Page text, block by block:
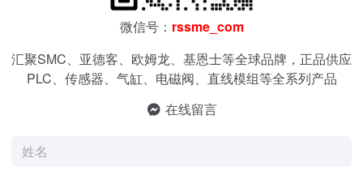
微信号： rssme_com
汇聚SMC、亚德客、欧姆龙、基恩士等全球品牌，正品供应
PLC、传感器、气缸、电磁阀、直线模组等全系列产品
在线留言